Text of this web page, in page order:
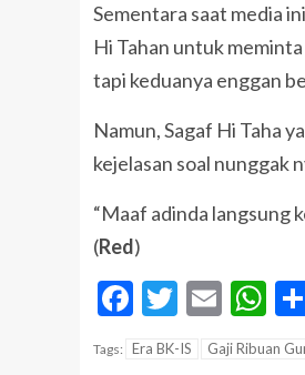
Sementara saat media
Hi Tahan untuk
tapi keduanya enggan
Namun, Sagaf Hi Taha
kejelasan soal nunggak
“Maaf adinda langsung
(Red)
Facebook
Twitter
Email
Tags: Era BK-IS Gaji Ribuan